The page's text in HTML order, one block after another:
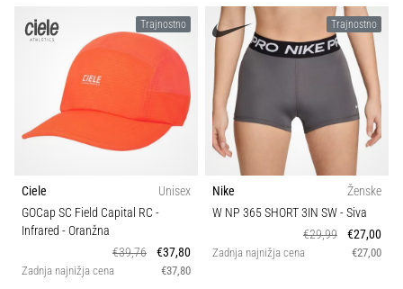
Trajnostno
Ciele
Unisex
GOCap SC Field Capital RC -
Infrared - Oranžna
€39,76
€37,80
Zadnja najnižja cena €37,80
Trajnostno
Nike
Ženske
W NP 365 SHORT 3IN SW- Siva
€29,99
€27,00
Zadnja najnižja cena €27,00